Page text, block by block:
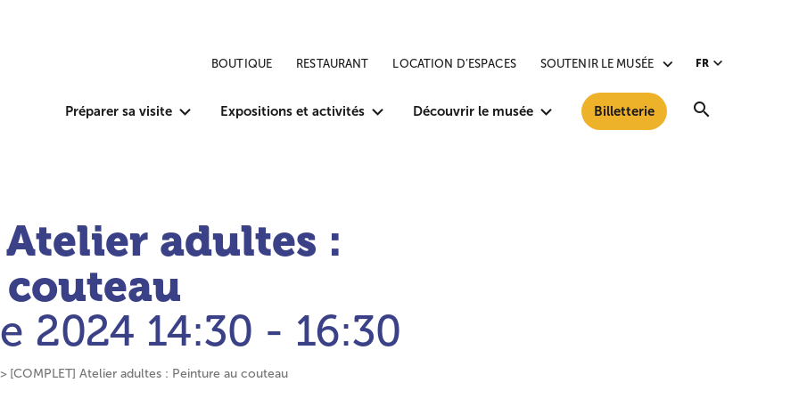
Préparer sa visite Expositions et activités Découvrir le musée Billetterie
BOUTIQUE RESTAURANT LOCATION D’ESPACES SOUTENIR LE MUSÉE FR
Atelier adultes :
2024 14:30 - 16:30
[COMPLET] Atelier adultes : Peinture au couteau